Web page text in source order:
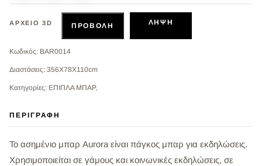
ΑΡΧΕΊΟ 3D ΠΡΟΒΟΛΉ ΛΉΨΗ
Κωδικός: BAR0014
Διαστάσεις: 356X78X110cm
Κατηγορίες: ΕΠΙΠΛΑ ΜΠΑΡ,
ΠΕΡΙΓΡΑΦΉ
Το ασημένιο μπαρ Aurora είναι πάγκος μπαρ για εκδηλώσεις.
Χρησιμοποιείται σε γάμους και κοινωνικές εκδηλώσεις, σε